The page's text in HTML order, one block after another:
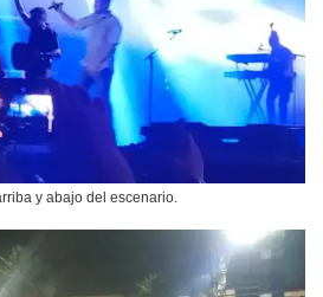
y abajo del escenario.